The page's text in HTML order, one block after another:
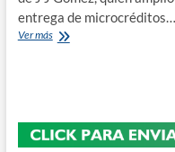
entrega de microcréditos…
Ver másNueva
Gómez